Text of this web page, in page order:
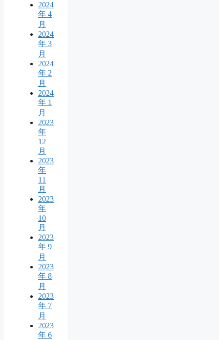
2024
年 4
月
2024
年 3
月
2024
年 2
月
2024
年 1
月
2023
年
12
月
2023
年
11
月
2023
年
10
月
2023
年 9
月
2023
年 8
月
2023
年 7
月
2023
年 6